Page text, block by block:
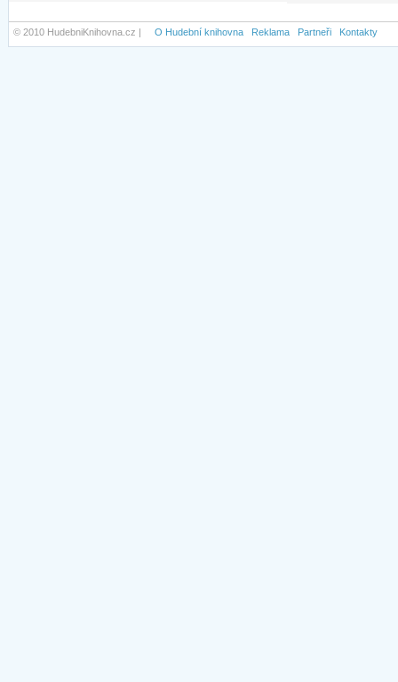
© 2010 HudebniKnihovna.cz | O Hudební knihovna Reklama Partneři Kontakty